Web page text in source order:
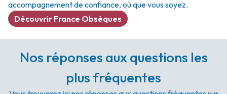
accompagnement de confiance, où que vous soyez.
Découvrir France Obsèques
Nos réponses aux questions les
plus fréquentes